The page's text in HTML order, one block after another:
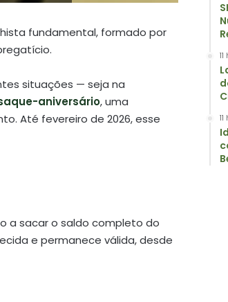
fundamental, formado por
situações — seja na
aniversário, uma
Até fevereiro de 2026, esse
a sacar o saldo completo do
e permanece válida, desde